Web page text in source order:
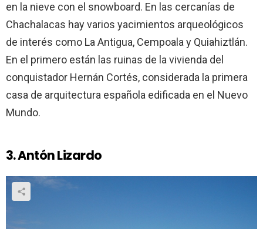
en la nieve con el snowboard. En las cercanías de
Chachalacas hay varios yacimientos arqueológicos
de interés como La Antigua, Cempoala y Quiahiztlán.
En el primero están las ruinas de la vivienda del
conquistador Hernán Cortés, considerada la primera
casa de arquitectura española edificada en el Nuevo
Mundo.
3. Antón Lizardo